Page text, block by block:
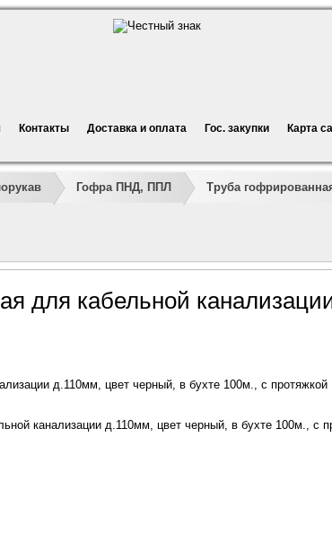
Контакты Доставка и оплата Гос. закупки Карта
Гофра ПНД, ППЛ Труба
для кабельной
д.110мм, цвет черный, в бухте 100м., с протяжкой
канализации д.110мм, цвет черный, в бухте 100м., с